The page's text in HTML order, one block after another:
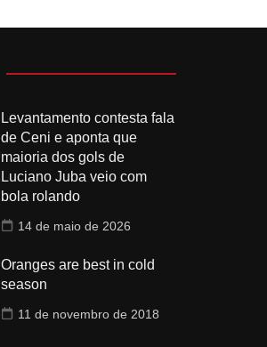
Levantamento contesta fala
de Ceni e aponta que
maioria dos gols de
Luciano Juba veio com
bola rolando
14 de maio de 2026
Oranges are best in cold
season
11 de novembro de 2018